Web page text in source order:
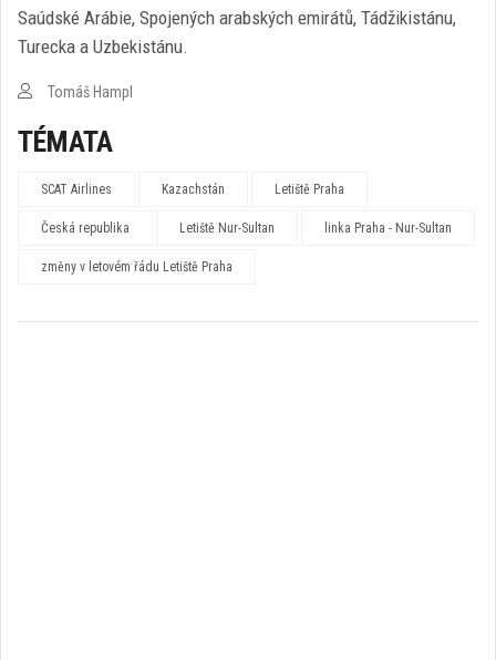
Saúdské Arábie, Spojených arabských emirátů, Tádžikistánu,
Turecka a Uzbekistánu.
Tomáš Hampl
TÉMATA
SCAT Airlines Kazachstán Letiště Praha
Česká republika Letiště Nur-Sultan linka Praha - Nur-Sultan
změny v letovém řádu Letiště Praha